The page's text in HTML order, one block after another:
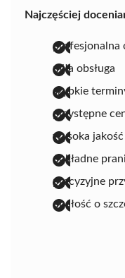
Najczęściej
profesjonalna
miła obsługa
szybkie
przystępne
wysoka jakość
dokładne
precyzyjne
dbałość o